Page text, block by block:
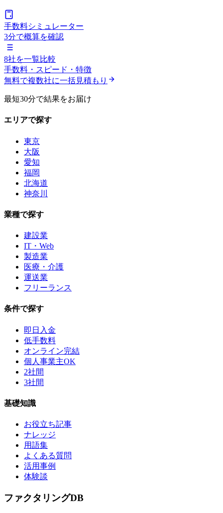
手数料シミュレーター
3分で概算を確認
8社を一覧比較
手数料・スピード・特徴
無料で複数社に一括見積もり
最短30分で結果をお届け
エリアで探す
東京
大阪
愛知
福岡
北海道
神奈川
業種で探す
建設業
IT・Web
製造業
医療・介護
運送業
フリーランス
条件で探す
即日入金
低手数料
オンライン完結
個人事業主OK
2社間
3社間
基礎知識
お役立ち記事
ナレッジ
用語集
よくある質問
活用事例
体験談
ファクタリングDB